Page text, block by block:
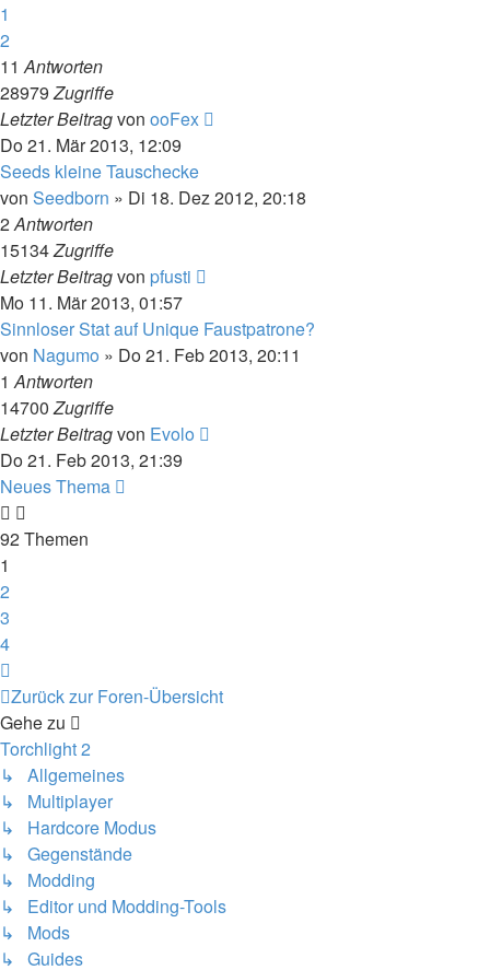
1
2
11Antworten
28979Zugriffe
Letzter Beitragvon ooFex
Do 21. Mär 2013, 12:09
Seeds kleine Tauschecke
von Seedborn » Di 18. Dez 2012, 20:18
2Antworten
15134Zugriffe
Letzter Beitragvon pfusti
Mo 11. Mär 2013, 01:57
Sinnloser Stat auf Unique Faustpatrone?
von Nagumo » Do 21. Feb 2013, 20:11
1Antworten
14700Zugriffe
Letzter Beitragvon Evolo
Do 21. Feb 2013, 21:39
Neues Thema
92 Themen
1
2
3
4
Zurück zur Foren-Übersicht
Gehe zu
Torchlight 2
↳ Allgemeines
↳ Multiplayer
↳ Hardcore Modus
↳ Gegenstände
↳ Modding
↳ Editor und Modding-Tools
↳ Mods
↳ Guides